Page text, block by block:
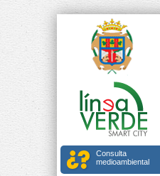
Consulta
medioambiental